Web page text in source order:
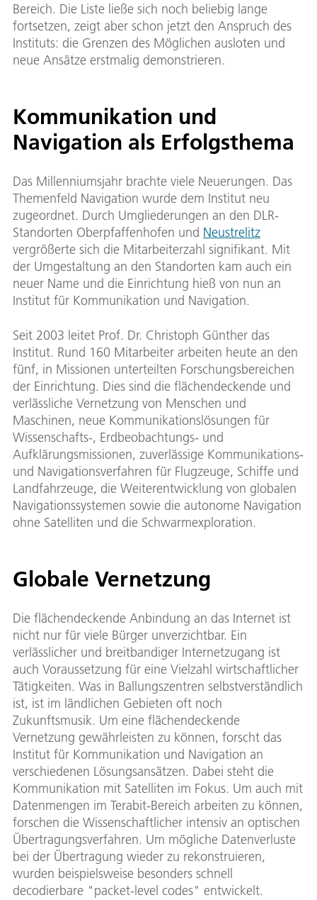
Bereich. Die Liste ließe sich noch beliebig lange
fortsetzen, zeigt aber schon jetzt den Anspruch des
Instituts: die Grenzen des Möglichen ausloten und
neue Ansätze erstmalig demonstrieren.
Kommunikation und
Navigation als Erfolgsthema
Das Millenniumsjahr brachte viele Neuerungen. Das
Themenfeld Navigation wurde dem Institut neu
zugeordnet. Durch Umgliederungen an den DLR-
Standorten Oberpfaffenhofen und Neustrelitz
vergrößerte sich die Mitarbeiterzahl signifikant. Mit
der Umgestaltung an den Standorten kam auch ein
neuer Name und die Einrichtung hieß von nun an
Institut für Kommunikation und Navigation.
Seit 2003 leitet Prof. Dr. Christoph Günther das
Institut. Rund 160 Mitarbeiter arbeiten heute an den
fünf, in Missionen unterteilten Forschungsbereichen
der Einrichtung. Dies sind die flächendeckende und
verlässliche Vernetzung von Menschen und
Maschinen, neue Kommunikationslösungen für
Wissenschafts-, Erdbeobachtungs- und
Aufklärungsmissionen, zuverlässige Kommunikations-
und Navigationsverfahren für Flugzeuge, Schiffe und
Landfahrzeuge, die Weiterentwicklung von globalen
Navigationssystemen sowie die autonome Navigation
ohne Satelliten und die Schwarmexploration.
Globale Vernetzung
Die flächendeckende Anbindung an das Internet ist
nicht nur für viele Bürger unverzichtbar. Ein
verlässlicher und breitbandiger Internetzugang ist
auch Voraussetzung für eine Vielzahl wirtschaftlicher
Tätigkeiten. Was in Ballungszentren selbstverständlich
ist, ist im ländlichen Gebieten oft noch
Zukunftsmusik. Um eine flächendeckende
Vernetzung gewährleisten zu können, forscht das
Institut für Kommunikation und Navigation an
verschiedenen Lösungsansätzen. Dabei steht die
Kommunikation mit Satelliten im Fokus. Um auch mit
Datenmengen im Terabit-Bereich arbeiten zu können,
forschen die Wissenschaftlicher intensiv an optischen
Übertragungsverfahren. Um mögliche Datenverluste
bei der Übertragung wieder zu rekonstruieren,
wurden beispielsweise besonders schnell
decodierbare "packet-level codes" entwickelt.